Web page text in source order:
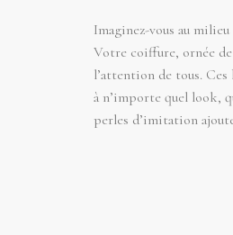
Imaginez-vous au
Votre coiffure, ornée
l’attention de tous.
à n’importe quel look,
perles d’imitation